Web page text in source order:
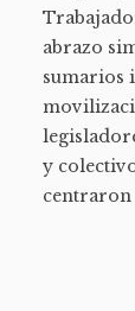
abrazo
sumarios
y
centraron